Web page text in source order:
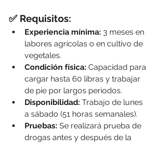
✅ Requisitos:
Experiencia mínima: 3 meses en
labores agrícolas o en cultivo de
vegetales.
Condición física: Capacidad para
cargar hasta 60 libras y trabajar
de pie por largos periodos.
Disponibilidad: Trabajo de lunes
a sábado (51 horas semanales).
Pruebas: Se realizará prueba de
drogas antes y después de la